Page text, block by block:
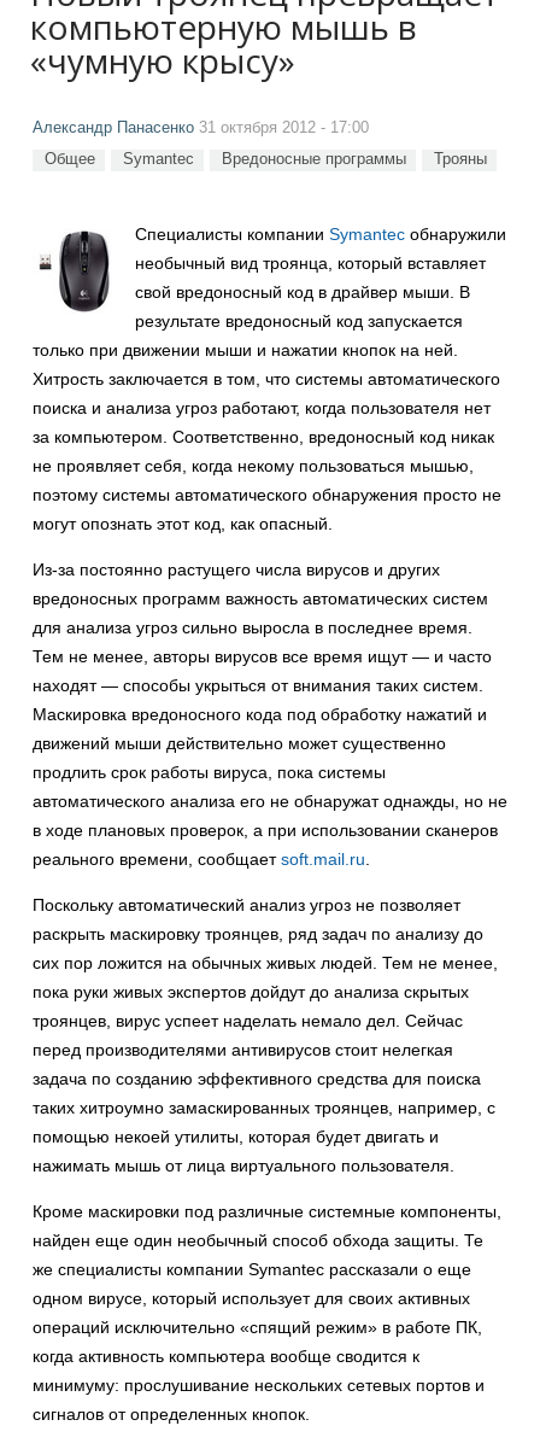
компьютерную мышь в
«чумную крысу»
Александр Панасенко 31 октября 2012 - 17:00
Общее Symantec Вредоносные программы Трояны
Специалисты компании Symantec обнаружили
необычный вид троянца, который вставляет
свой вредоносный код в драйвер мыши. В
результате вредоносный код запускается
только при движении мыши и нажатии кнопок на ней.
Хитрость заключается в том, что системы автоматического
поиска и анализа угроз работают, когда пользователя нет
за компьютером. Соответственно, вредоносный код никак
не проявляет себя, когда некому пользоваться мышью,
поэтому системы автоматического обнаружения просто не
могут опознать этот код, как опасный.
Из-за постоянно растущего числа вирусов и других
вредоносных программ важность автоматических систем
для анализа угроз сильно выросла в последнее время.
Тем не менее, авторы вирусов все время ищут — и часто
находят — способы укрыться от внимания таких систем.
Маскировка вредоносного кода под обработку нажатий и
движений мыши действительно может существенно
продлить срок работы вируса, пока системы
автоматического анализа его не обнаружат однажды, но не
в ходе плановых проверок, а при использовании сканеров
реального времени, сообщаетsoft.mail.ru
Поскольку автоматический анализ угроз не позволяет
раскрыть маскировку троянцев, ряд задач по анализу до
сих пор ложится на обычных живых людей. Тем не менее,
пока руки живых экспертов дойдут до анализа скрытых
троянцев, вирус успеет наделать немало дел. Сейчас
перед производителями антивирусов стоит нелегкая
задача по созданию эффективного средства для поиска
таких хитроумно замаскированных троянцев, например, с
помощью некоей утилиты, которая будет двигать и
нажимать мышь от лица виртуального пользователя.
Кроме маскировки под различные системные компоненты,
найден еще один необычный способ обхода защиты. Те
же специалисты компании Symantec рассказали о еще
одном вирусе, который использует для своих активных
операций исключительно «спящий режим» в работе ПК,
когда активность компьютера вообще сводится к
минимуму: прослушивание нескольких сетевых портов и
сигналов от определенных кнопок.